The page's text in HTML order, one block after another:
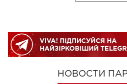
НОВОСТИ